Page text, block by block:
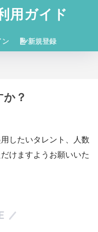
用ガイド
ン 新規登録
？
したいタレント、人数
けますようお願いいた